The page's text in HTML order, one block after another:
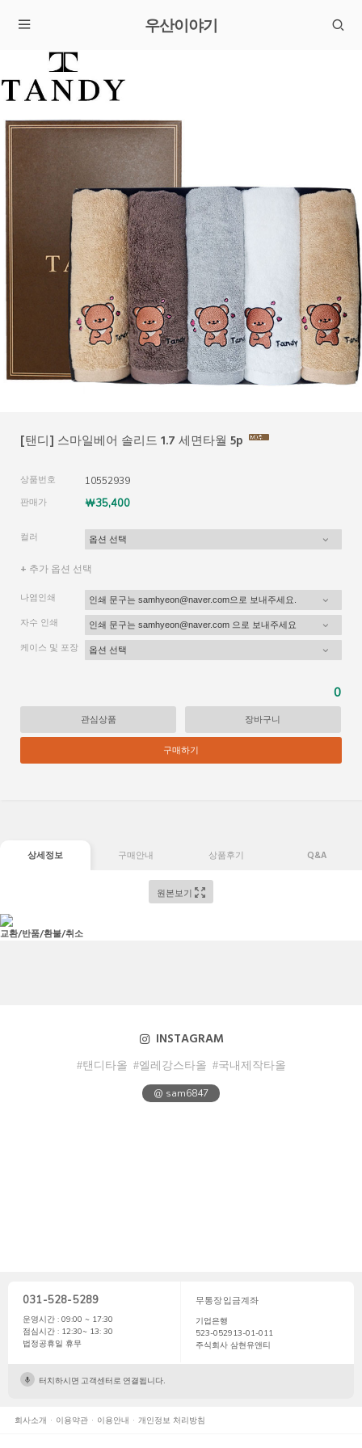
우산이야기
[탠디] 스마일베어 솔리드 1.7 세면타월 5p
상품번호 10552939
판매가 ￦35,400
컬러
+ 추가 옵션 선택
나염인쇄
자수 인쇄
케이스 및 포장
0
관심상품 장바구니
구매하기
상세정보 구매안내 상품후기 Q&A
원본보기
교환/반품/환불/취소
INSTAGRAM
#탠디타올 #엘레강스타올 #국내제작타올
@ sam6847
031-528-5289
운영시간 : 09:00 ~ 17:30
점심시간 : 12:30~ 13: 30
법정공휴일 휴무
무통장입금계좌
기업은행
523-052913-01-011
주식회사 삼현유앤티
터치하시면 고객센터로 연결됩니다.
회사소개 이용약관 이용안내 개인정보 처리방침